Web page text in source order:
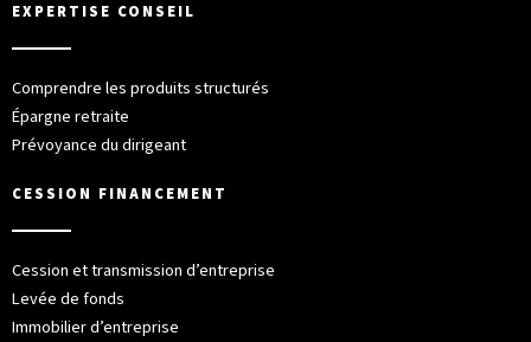
EXPERTISE CONSEIL
Comprendre les produits structurés
Épargne retraite
Prévoyance du dirigeant
CESSION FINANCEMENT
Cession et transmission d’entreprise
Levée de fonds
Immobilier d’entreprise